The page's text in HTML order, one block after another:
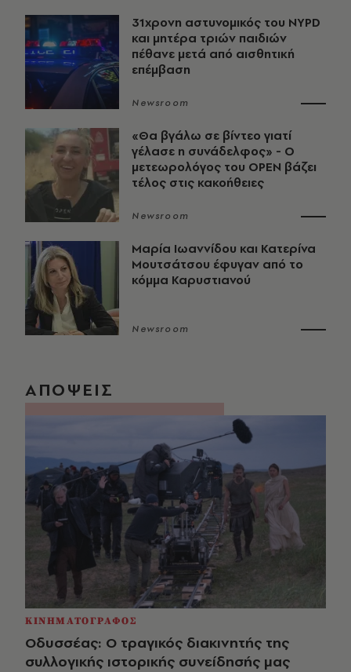
31χρονη αστυνομικός του NYPD
και μητέρα τριών παιδιών
πέθανε μετά από αισθητική
επέμβαση
Newsroom
«Θα βγάλω σε βίντεο γιατί
γέλασε η συνάδελφος» - Ο
μετεωρολόγος του OPEN βάζει
τέλος στις κακοήθειες
Newsroom
Μαρία Ιωαννίδου και Κατερίνα
Μουτσάτσου έφυγαν από το
κόμμα Καρυστιανού
Newsroom
ΑΠΟΨΕΙΣ
ΚΙΝΗΜΑΤΟΓΡΑΦΟΣ
Οδυσσέας: Ο τραγικός διακινητής της
συλλογικής ιστορικής συνείδησής μας